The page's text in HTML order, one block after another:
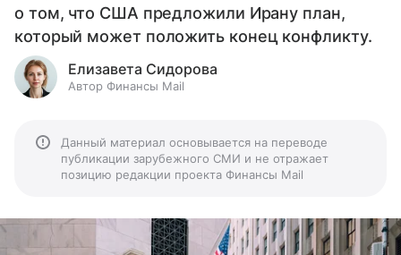
о том, что США предложили Ирану план,
который может положить конец конфликту.
Елизавета Сидорова
Автор Финансы Mail
Данный материал основывается на переводе
публикации зарубежного СМИ и не отражает
позицию редакции проекта Финансы Mail